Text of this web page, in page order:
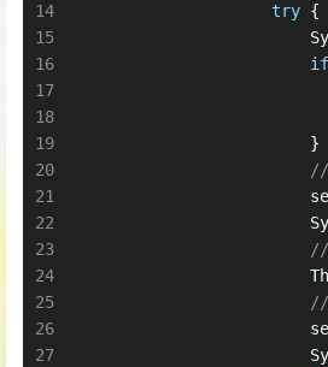
14
15
16
17
18
19
20
21
22
23
24
25
26
27
try {
if
                        }
//
//
//